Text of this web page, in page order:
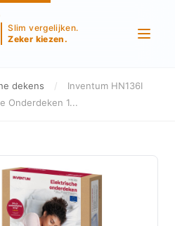
Slim vergelijken.
Zeker kiezen.
dekens /
Inventum HN136I
Onderdeken 1...